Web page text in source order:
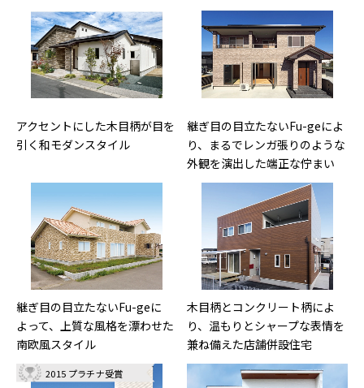
アクセントにした木目柄が目を
引く和モダンスタイル
継ぎ目の目立たないFu-geによ
り、まるでレンガ張りのような
外観を演出した端正な佇まい
継ぎ目の目立たないFu-geに
よって、上質な風格を漂わせた
南欧風スタイル
木目柄とコンクリート柄によ
り、温もりとシャープな表情を
兼ね備えた店舗併設住宅
2015 プラチナ受賞